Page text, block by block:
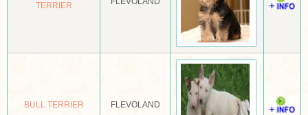
LEEUWHONDJE
LHASA APSO
TERRIER
BULL TERRIER FLEVOLAND